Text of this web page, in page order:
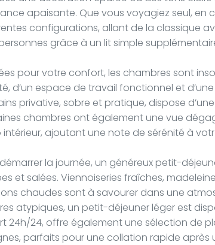
apaisante. Que vous voyagiez seul, en
configurations, allant de la classique
grâce à un lit simple
pour votre confort, les chambres sont
d’un espace de travail fonctionnel et
privative, sobre et pratique, dispose
chambres ont également une vue
ajoutant une note de sérénité à
la journée, un généreux petit-
et salées. Viennoiseries fraîches,
chaudes sont à savourer dans une
atypiques, un petit-déjeuner léger est
24h/24, offre également une sélection de
parfaits pour une collation rapide après